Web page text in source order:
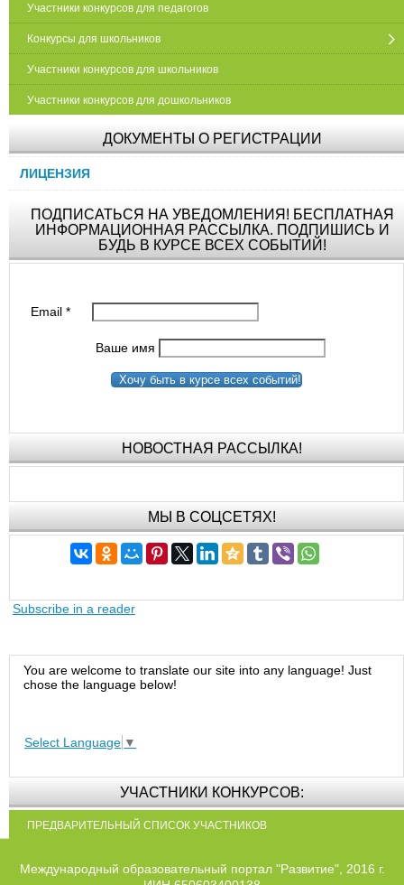
Участники конкурсов для педагогов
Конкурсы для школьников
Участники конкурсов для школьников
Участники конкурсов для дошкольников
ДОКУМЕНТЫ О РЕГИСТРАЦИИ
ЛИЦЕНЗИЯ
ПОДПИСАТЬСЯ НА УВЕДОМЛЕНИЯ! БЕСПЛАТНАЯ
ИНФОРМАЦИОННАЯ РАССЫЛКА. ПОДПИШИСЬ И
БУДЬ В КУРСЕ ВСЕХ СОБЫТИЙ!
Email*
Ваше имя
Хочу быть в курсе всех событий!
НОВОСТНАЯ РАССЫЛКА!
МЫ В СОЦСЕТЯХ!
Subscribe in a reader
You are welcome to translate our site into any language! Just
chose the language below!
Select Language ▼
УЧАСТНИКИ КОНКУРСОВ:
ПРЕДВАРИТЕЛЬНЫЙ СПИСОК УЧАСТНИКОВ
Международный образовательный портал "Развитие", 2016 г.